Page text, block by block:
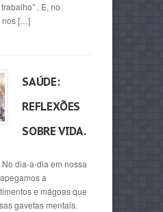
. E, no
nos […]
SAÚDE:
REFLEXÕES
SOBRE VIDA.
dia-a-dia em nossa
a
e mágoas que
gavetas mentais.